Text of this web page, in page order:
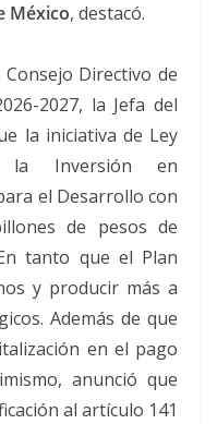
México, destacó.
Directivo de
2027, la Jefa del
la iniciativa de Ley
Inversión en
el Desarrollo con
de pesos de
tanto que el Plan
y producir más a
Además de que
en el pago
anunció que
al artículo 141